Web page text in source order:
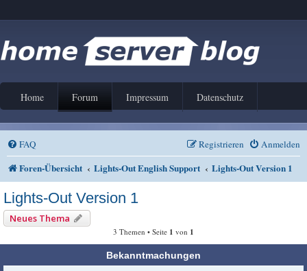
Home Forum Impressum Datenschutz
FAQ Anmelden
Registrieren
Foren-Übersicht Lights-Out English Support Lights-Out Version 1
Lights-Out Version 1
Neues Thema
3 Themen • Seite 1 von 1
Bekanntmachungen